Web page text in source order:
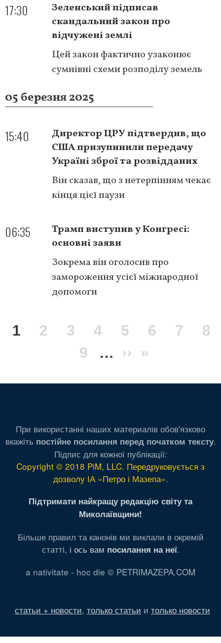
17:30
Зеленський підписав
скандальний закон про
відчужені землі
Цей закон фактично узаконює
сумнівні схеми розподілу земель
05 березня 2025
15:40
Директор ЦРУ підтвердив, що
США призупинили передачу
Україні зброї та розвідданих
Він сказав, що з нетерпінням чекає
кінця цієї паузи
06:35
Трамп виступив у Конгресі:
основні заяви
Зокрема він оголосив про
замороження усієї міжнародної
допомоги
наПоточна
1 Сторінка
2 Сторінка
3 Сторінка
4 Сторінка
5 Сторінка
6 7
8
Сторінка
9 …
Наступна
››
Остання
»
При використанні наших материалів обов'язково
вкажіть постійне посилання перед початком тексту.
Підпис для кожної публікації:
Copyright © 2018 PiM, LLC. Передруковується з
дозволу ІА «Петро і Мазепа».
Підтримати найкращу редакцію світу та
Миколаївщини!
Більше правил та канонів ми виклали в окремій
статті, і ось вам посилання на неї.
a nativitate - hoc die © PETRIMAZEPA.COM
статьи + новости, только статьи и только новости